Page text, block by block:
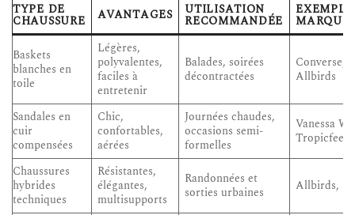
TYPE DE
CHAUSSURE AVANTAGES UTILISATION
RECOMMANDÉE
Baskets
blanches en
toile
Légères,
polyvalentes,
faciles à
entretenir
Balades, soirées
décontractées
Converse,
Allbirds
Sandales en
cuir
compensées
Chic,
confortables,
aérées
Journées chaudes,
occasions semi-
formelles
Vanessa
Tropicfeel
Chaussures
hybrides
techniques
Résistantes,
élégantes,
multisupports
Randonnées et
sorties urbaines
Allbirds,